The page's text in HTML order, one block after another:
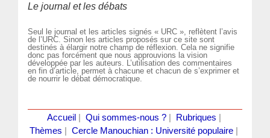
Le journal et les débats
Seul le journal et les articles signés « URC », reflètent l’avis
de l’URC. Sinon les articles proposés sur ce site sont
destinés à élargir notre champ de réflexion. Cela ne signifie
donc pas forcément que nous approuvions la vision
développée par les auteurs. L’utilisation des commentaires
en fin d’article, permet à chacune et chacun de s’exprimer et
de nourrir le débat démocratique.
Accueil Qui sommes-nous ?| Rubriques
Thèmes
Cercle Manouchian : Université populaire